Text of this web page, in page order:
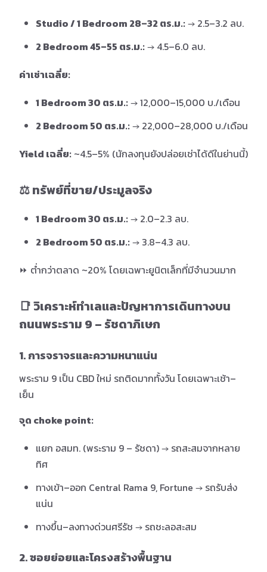
Studio / 1 Bedroom 28–32 ตร.ม.:→ 2.5–3.2 ลบ.
2 Bedroom 45–55 ตร.ม.:→ 4.5–6.0 ลบ.
ค่าเช่าเฉลี่ย:
1 Bedroom 30 ตร.ม.:→ 12,000–15,000 บ./เดือน
2 Bedroom 50 ตร.ม.:→ 22,000–28,000 บ./เดือน
Yield เฉลี่ย: ~4.5–5% (นักลงทุนยังปล่อยเช่าได้ดีในย่านนี้)
⚖️ ทรัพย์ที่ขาย/ประมูลจริง
1 Bedroom 30 ตร.ม.:→ 2.0–2.3 ลบ.
2 Bedroom 50 ตร.ม.:→ 3.8–4.3 ลบ.
⏩ ต่ำกว่าตลาด ~20% โดยเฉพาะยูนิตเล็กที่มีจำนวนมาก
📑 วิเคราะห์ทำเลและปัญหาการเดินทางบน
ถนนพระราม 9 – รัชดาภิเษก
1. การจราจรและความหนาแน่น
พระราม 9 เป็น CBD ใหม่ รถติดมากทั้งวัน โดยเฉพาะเช้า–
เย็น
จุด choke point:
แยก อสมท. (พระราม 9 – รัชดา) → รถสะสมจากหลาย
ทิศ
ทางเข้า–ออก Central Rama 9, Fortune → รถรับส่ง
แน่น
ทางขึ้น–ลงทางด่วนศรีรัช → รถชะลอสะสม
2. ซอยย่อยและโครงสร้างพื้นฐาน